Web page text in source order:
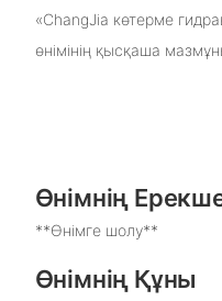
«ChangJia көтерме
өнімінің қысқаша
Өнімнің
**Өнімге шолу**
Өнімнің Құны